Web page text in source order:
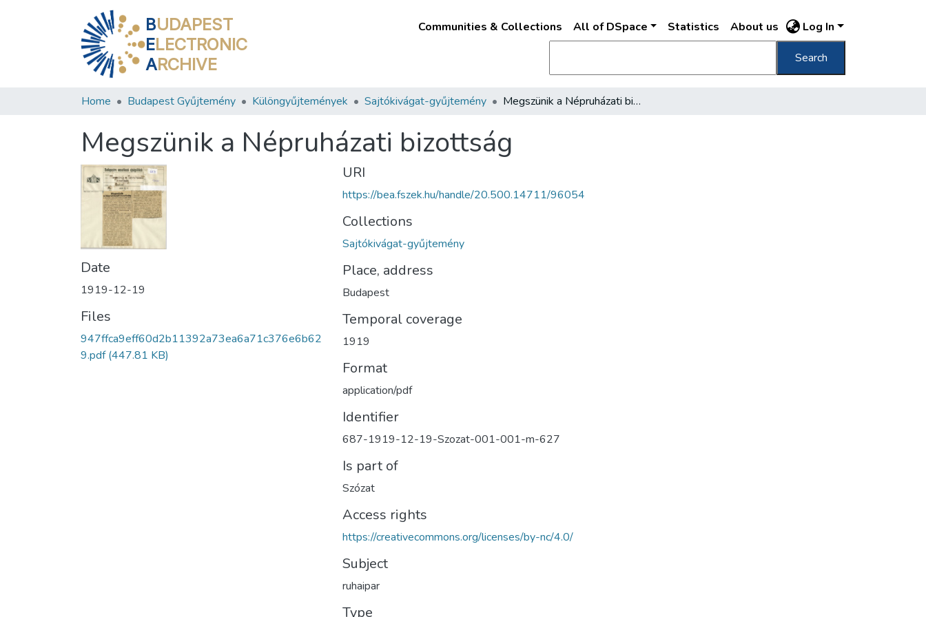
BUDAPEST
ELECTRONIC
ARCHIVE
Communities & Collections All of DSpace Statistics About us Log In
Search
Home Budapest Gyűjtemény Különgyűjtemények Sajtókivágat-gyűjtemény Megszünik a Népruházati bizottság
Megszünik a Népruházati bizottság
Date
1919-12-19
Files
947ffca9eff60d2b11392a73ea6a71c376e6b62
9.pdf(447.81 KB)
URI
https://bea.fszek.hu/handle/20.500.14711/96054
Collections
Sajtókivágat-gyűjtemény
Place, address
Budapest
Temporal coverage
1919
Format
application/pdf
Identifier
687-1919-12-19-Szozat-001-001-m-627
Is part of
Szózat
Access rights
https://creativecommons.org/licenses/by-nc/4.0/
Subject
ruhaipar
Type